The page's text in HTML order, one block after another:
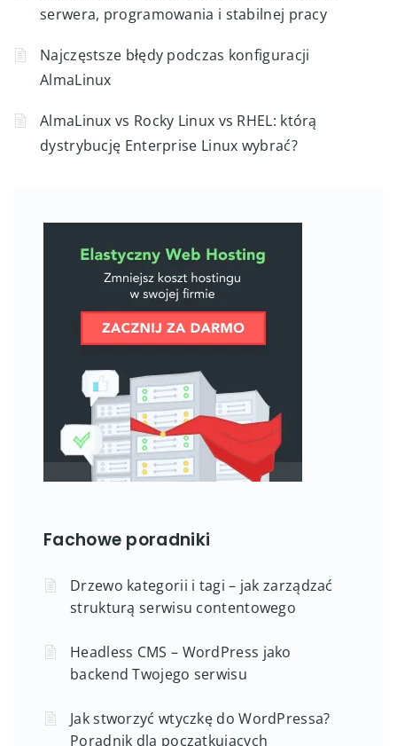
serwera, programowania i stabilnej pracy
Najczęstsze błędy podczas konfiguracji
AlmaLinux
AlmaLinux vs Rocky Linux vs RHEL: którą
dystrybucję Enterprise Linux wybrać?
Fachowe poradniki
Drzewo kategorii i tagi – jak zarządzać
strukturą serwisu contentowego
Headless CMS – WordPress jako
backend Twojego serwisu
Jak stworzyć wtyczkę do WordPressa?
Poradnik dla początkujących